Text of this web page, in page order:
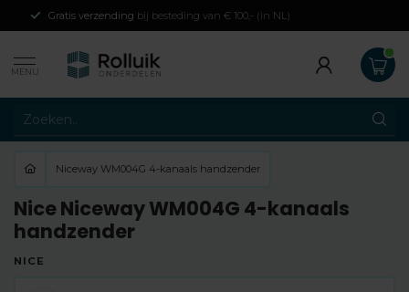
Gratis verzending bij besteding van € 100,- (in NL)
MENU
Niceway WM004G 4-kanaals handzender
Nice Niceway WM004G 4-kanaals
handzender
NICE